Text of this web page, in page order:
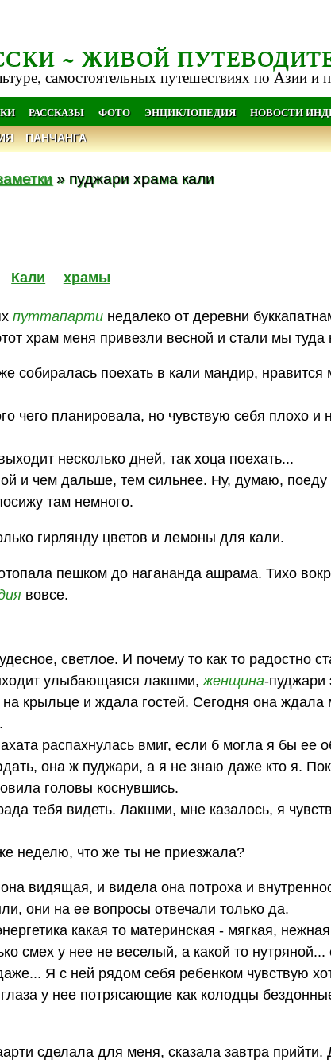
~ ЖИВОЙ
самостоятельных путешествиях по Азии и
РАССКАЗЫ ФОТО ЭНЦИКЛОПЕДИЯ НОВОСТИ
ПАНЧАНГА
» пуджари храма кали
Кали храмы
путтапарти недалеко от деревни
храм меня привезли весной и стали мы туда
собиралась поехать в кали мандир,
чего планировала, но чувствую себя плохо и
несколько дней, так хоца поехать...
и чем дальше, тем сильнее. Ну, думаю,
там немного.
гирлянду цветов и лемоны для кали.
пешком до нагананда ашрама. Тихо
вовсе.
светлое. И почему то как то радостно
улыбающаяся лакшми,женщина-пуджари
крыльце и ждала гостей. Сегодня она ждала
распахнулась вмиг, если б могла я бы ее
она ж пуджари, а я не знаю даже кто я.
головы коснувшись.
тебя видеть. Лакшми, мне казалось, я
неделю, что же ты не приезжала?
видящая, и видела она потроха и
они на ее вопросы отвечали только да.
какая то материнская - мягкая,
смех у нее не веселый, а какой то
Я с ней рядом себя ребенком чувствую
у нее потрясающие как колодцы
сделала для меня, сказала завтра